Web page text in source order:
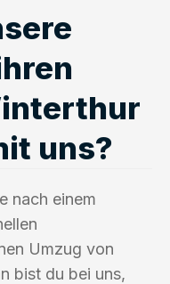
uns?
nach einem
Umzug von
bist du bei uns,